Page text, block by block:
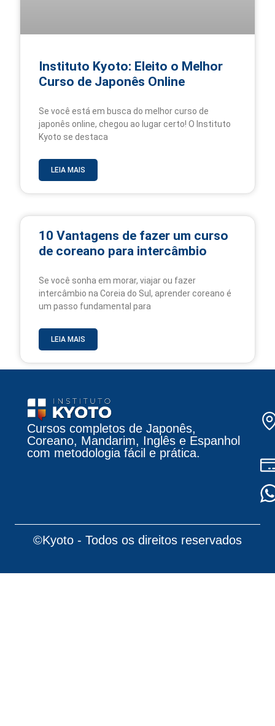
Instituto Kyoto: Eleito o Melhor
Curso de Japonês Online
Se você está em busca do melhor curso de
japonês online, chegou ao lugar certo! O Instituto
Kyoto se destaca
LEIA MAIS
10 Vantagens de fazer um curso
de coreano para intercâmbio
Se você sonha em morar, viajar ou fazer
intercâmbio na Coreia do Sul, aprender coreano é
um passo fundamental para
LEIA MAIS
Cursos completos de Japonês,
Coreano, Mandarim, Inglês e Espanhol
com metodologia fácil e prática.
©Kyoto - Todos os direitos reservados